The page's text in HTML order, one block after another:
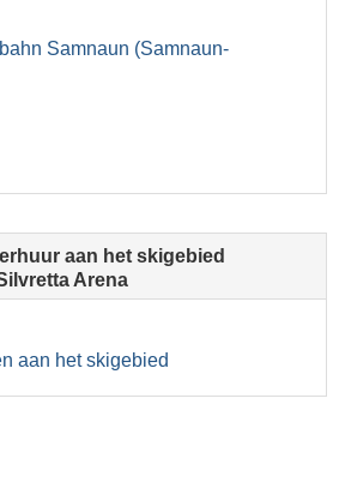
Samnaun (Samnaun-
aan het skigebied
Arena
aan het skigebied